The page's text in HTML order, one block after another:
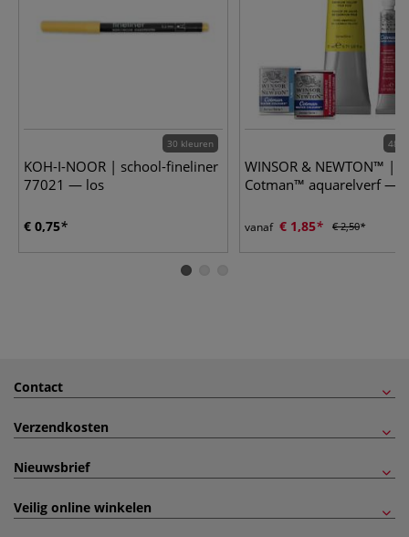
30 kleuren
KOH-I-NOOR | school-fineliner
77021 — los
€ 0,75
48
WINSOR & NEWTON™ |
Cotman™ aquarelverf —
vanaf € 1,85 € 2,50
Contact
Verzendkosten
Nieuwsbrief
Veilig online winkelen